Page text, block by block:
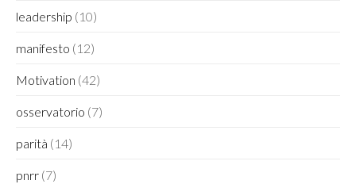
leadership (10)
manifesto (12)
Motivation (42)
osservatorio (7)
parità (14)
pnrr (7)